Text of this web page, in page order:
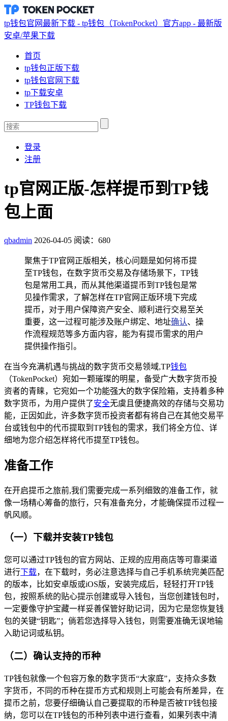
tp钱包官网最新下载 - tp钱包（TokenPocket）官方app - 最新版
安卓/苹果下载
首页
tp钱包正版下载
tp钱包官网下载
tp下载安卓
TP钱包下载
登录
注册
tp官网正版-怎样提币到TP钱
包上面
qbadmin 2026-04-05 阅读：680
聚焦于TP官网正版相关，核心问题是如何将币提
至TP钱包，在数字货币交易及存储场景下，TP钱
包是常用工具，而从其他渠道提币到TP钱包是常
见操作需求，了解怎样在TP官网正版环境下完成
提币，对于用户保障资产安全、顺利进行交易至关
重要，这一过程可能涉及账户绑定、地址确认、操
作流程规范等多方面内容，能为有提币需求的用户
提供操作指引。
在当今充满机遇与挑战的数字货币交易领域,TP钱包
（TokenPocket）宛如一颗璀璨的明星，备受广大数字货币投
资者的青睐，它宛如一个功能强大的数字保险箱，支持着多种
数字货币，为用户提供了安全无虞且便捷高效的存储与交易功
能，正因如此，许多数字货币投资者都有将自己在其他交易平
台或钱包中的代币提取到TP钱包的需求，我们将全方位、详
细地为您介绍怎样将代币提至TP钱包。
准备工作
在开启提币之旅前,我们需要完成一系列细致的准备工作，就
像一场精心筹备的旅行，只有准备充分，才能确保提币过程一
帆风顺。
（一）下载并安装TP钱包
您可以通过TP钱包的官方网站、正规的应用商店等可靠渠道
进行下载，在下载时，务必注意选择与自己手机系统完美匹配
的版本，比如安卓版或iOS版，安装完成后，轻轻打开TP钱
包，按照系统的贴心提示创建或导入钱包，当您创建钱包时，
一定要像守护宝藏一样妥善保管好助记词，因为它是您恢复钱
包的关键“钥匙”；倘若您选择导入钱包，则需要准确无误地输
入助记词或私钥。
（二）确认支持的币种
TP钱包就像一个包容万象的数字货币“大家庭”，支持众多数
字货币，不同的币种在提币方式和规则上可能会有所差异，在
提币之前，您要仔细确认自己要提取的币种是否被TP钱包接
纳，您可以在TP钱包的币种列表中进行查看，如果列表中清